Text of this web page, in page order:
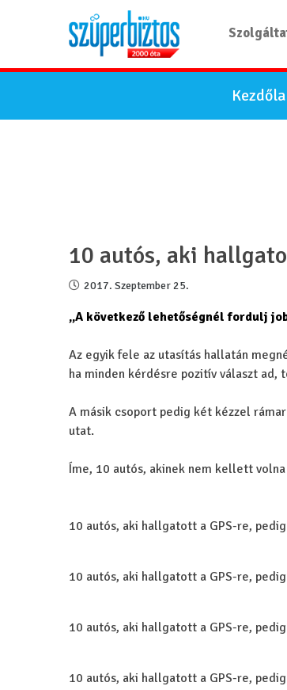
10 autós, aki
2017. Szeptember 25.
„A következő lehetőségnél fordulj
Az egyik fele az utasítás hallatán
ha minden kérdésre pozitív választ ad,
A másik csoport pedig két kézzel
utat.
Íme, 10 autós, akinek nem kellett
10 autós, aki hallgatott a GPS-re,
10 autós, aki hallgatott a GPS-re,
10 autós, aki hallgatott a GPS-re,
10 autós, aki hallgatott a GPS-re,